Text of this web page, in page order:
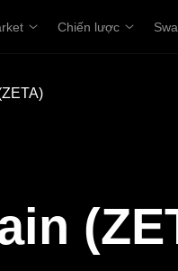
Chiến lược